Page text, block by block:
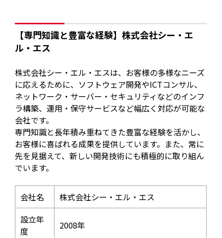
【専門知識と豊富な経験】株式会社シー・エ
ル・エス
株式会社シー・エル・エスは、お客様の多様なニーズ
に応えるために、ソフトウェア開発やICTコンサル、
ネットワーク・サーバー・セキュリティなどのインフ
ラ構築、運用・保守サービスなど幅広く対応が可能な
会社です。
専門知識と長年積み重ねてきた豊富な経験を活かし、
お客様に喜ばれる成果を提供しています。また、常に
先を見据えて、新しい開発技術にも積極的に取り組ん
でいます。
会社名
株式会社シー・エル・エス
設立年
度
2008年